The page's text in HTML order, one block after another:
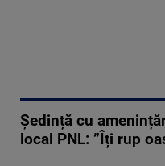
Ședință cu
local PNL: ”Îți rup